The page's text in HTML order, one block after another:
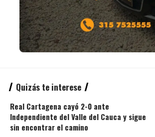
Quizás te interese
Real Cartagena cayó 2-0 ante
Independiente del Valle del Cauca y sigue
sin encontrar el camino